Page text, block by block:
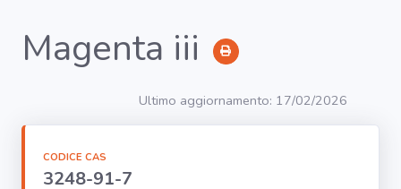
Agenti
Lavorazioni
Magenta iii
Ultimo aggiornamento: 17/02/2026
CODICE CAS
3248-91-7